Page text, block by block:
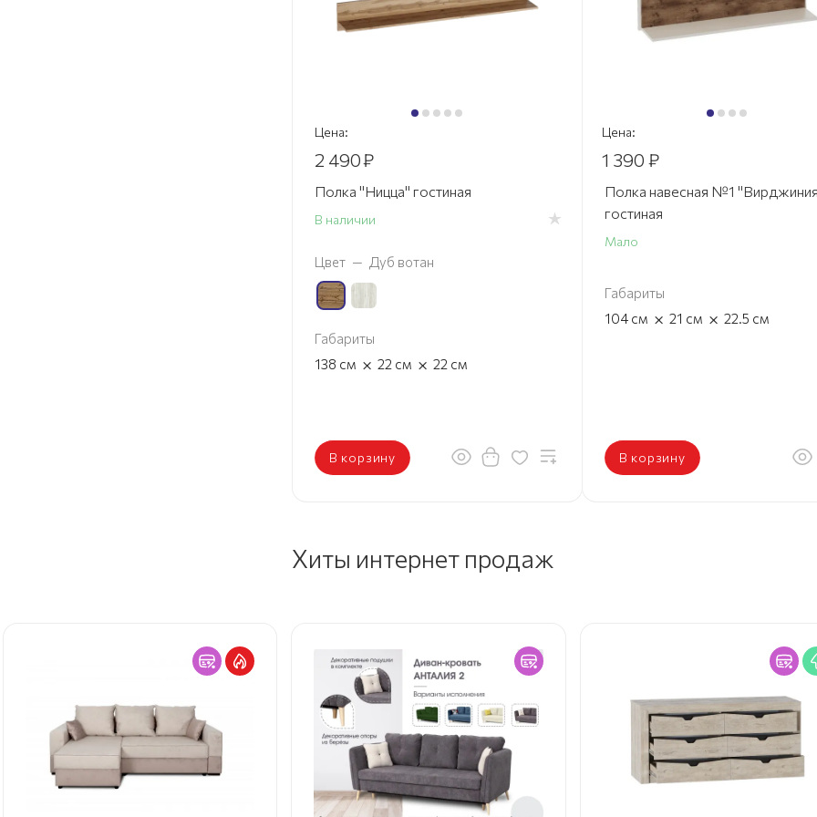
Цена:
2 490₽
Полка "Ницца" гостиная
В наличии
Цвет — Дуб вотан
Габариты
138 см × 22 см × 22 см
В корзину
Цена:
1 390 ₽
Полка навесная №1
гостиная
Мало
Габариты
104 см × 21 см × 22.5 см
В корзину
Хиты интернет продаж